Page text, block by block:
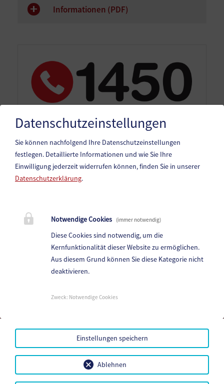
Informationen (PDF)
Hauptstraße 83, 9711 Paternion
Telefon:+43 (4245) 28 88 0
Fax: +43 (4245) 28 88 - 40
E-Mail:paternion@ktn.gde.at
Parteienverkehr:
07:00 - 12:30 , 13:00 - 15:00
Mehr...
Amtssignatur
Datenschutzeinstellungen
Sie können nachfolgend Ihre Datenschutzeinstellungen
festlegen. Detaillierte Informationen und wie Sie Ihre
Einwilligung jederzeit widerrufen können, finden Sie in unserer
Datenschutzerklärung.
Notwendige Cookies (immer notwendig)
Diese Cookies sind notwendig, um die
Kernfunktionalität dieser Website zu ermöglichen.
Aus diesem Grund können Sie diese Kategorie nicht
deaktivieren.
Zweck: Notwendige Cookies
Ablehnen
Einstellungen speichern